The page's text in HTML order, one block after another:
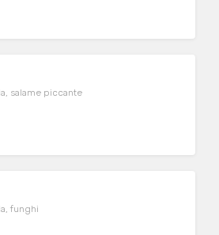
salame piccante
funghi